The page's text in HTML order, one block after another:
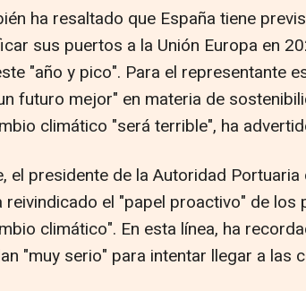
ha resaltado que España tiene
sus puertos a la Unión Europa en
"año y pico". Para el representante
futuro mejor" en materia de
climático "será terrible", ha
el presidente de la Autoridad Portuaria
reivindicado el "papel proactivo" de los
climático". En esta línea, ha
"muy serio" para intentar llegar a las